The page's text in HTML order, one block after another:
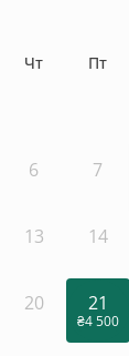
Чт Пт
6 7
13 14
20 21
₴4 500